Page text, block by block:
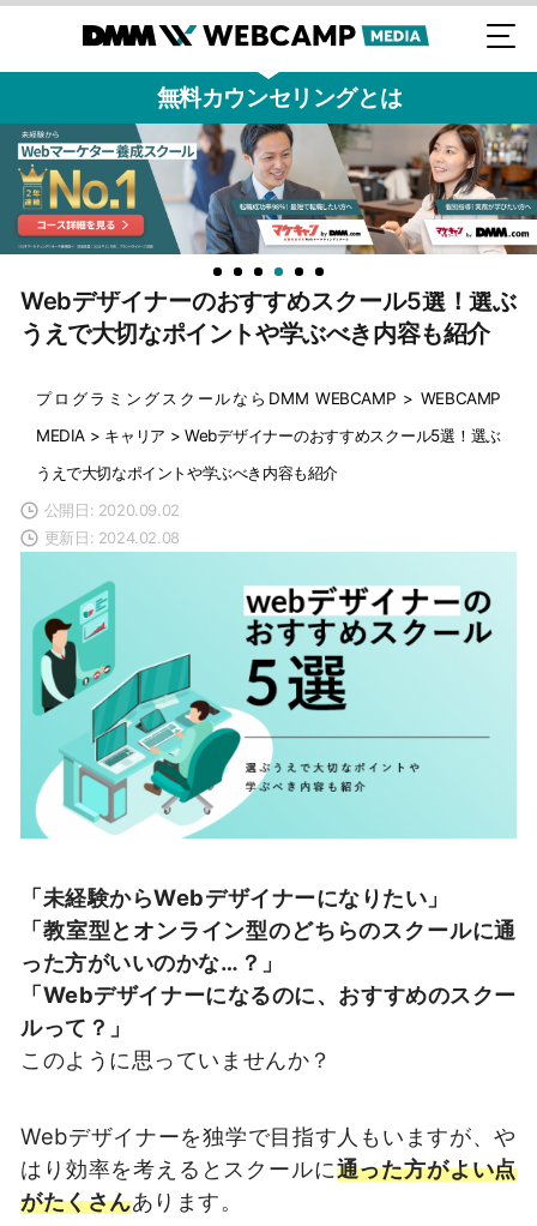
無料カウンセリングとは
Webデザイナーのおすすめスクール5選！選ぶ
うえで大切なポイントや学ぶべき内容も紹介
プログラミングスクールならDMM WEBCAMP > WEBCAMP
MEDIA > キャリア >Webデザイナーのおすすめスクール5選！選ぶ
うえで大切なポイントや学ぶべき内容も紹介
公開日: 2020.09.02
更新日: 2024.02.08
「未経験からWebデザイナーになりたい」
「教室型とオンライン型のどちらのスクールに通
った方がいいのかな…？」
「Webデザイナーになるのに、おすすめのスクー
ルって？」
このように思っていませんか？
Webデザイナーを独学で目指す人もいますが、や
はり効率を考えるとスクールに通った方がよい点
がたくさんあります。